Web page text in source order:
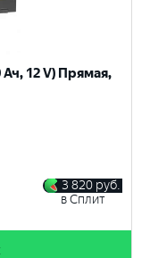
Ач, 12 V) Прямая,
3 820 руб.
в Сплит